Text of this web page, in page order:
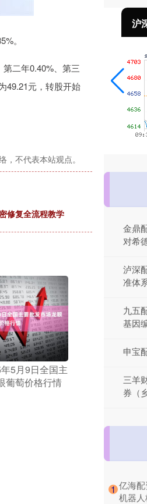
。
二年0.40%、第三
49.21元，转股开始
，不代表本站观点。
修复全流程教学
5月9日全国主
葡萄价格行情
金鼎
对希
泸深
准体
九五
基因
申宝
三羊
券（
1 亿海
机器